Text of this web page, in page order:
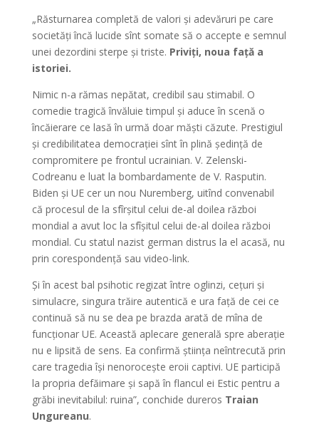
„Răsturnarea completă de valori și adevăruri pe care
societăți încă lucide sînt somate să o accepte e semnul
unei dezordini sterpe și triste. Priviți, noua față a
istoriei.
Nimic n-a rămas nepătat, credibil sau stimabil. O
comedie tragică învăluie timpul și aduce în scenă o
încăierare ce lasă în urmă doar măști căzute. Prestigiul
și credibilitatea democrației sînt în plină ședință de
compromitere pe frontul ucrainian. V. Zelenski-
Codreanu e luat la bombardamente de V. Rasputin.
Biden și UE cer un nou Nuremberg, uitînd convenabil
că procesul de la sfîrșitul celui de-al doilea război
mondial a avut loc la sfîșitul celui de-al doilea război
mondial. Cu statul nazist german distrus la el acasă, nu
prin corespondență sau video-link.
Și în acest bal psihotic regizat între oglinzi, cețuri și
simulacre, singura trăire autentică e ura față de cei ce
continuă să nu se dea pe brazda arată de mîna de
funcționar UE. Această aplecare generală spre aberație
nu e lipsită de sens. Ea confirmă știința neîntrecută prin
care tragedia își nenorocește eroii captivi. UE participă
la propria defăimare și sapă în flancul ei Estic pentru a
grăbi inevitabilul: ruina”, conchide dureros Traian
Ungureanu.